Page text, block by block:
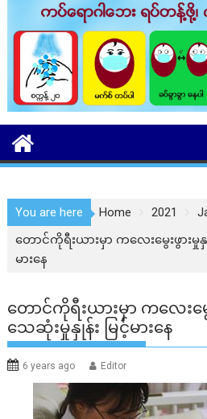
You are here Home 2021
တောင်ကိုရီးယားမှာ ကလေးမွေးဖွား
မားနေ
တောင်ကိုရီးယားမှာ ကလေးမွ
သေဆုံးမှုနှုန်း မြင့်မားနေ
6 years ago Editor